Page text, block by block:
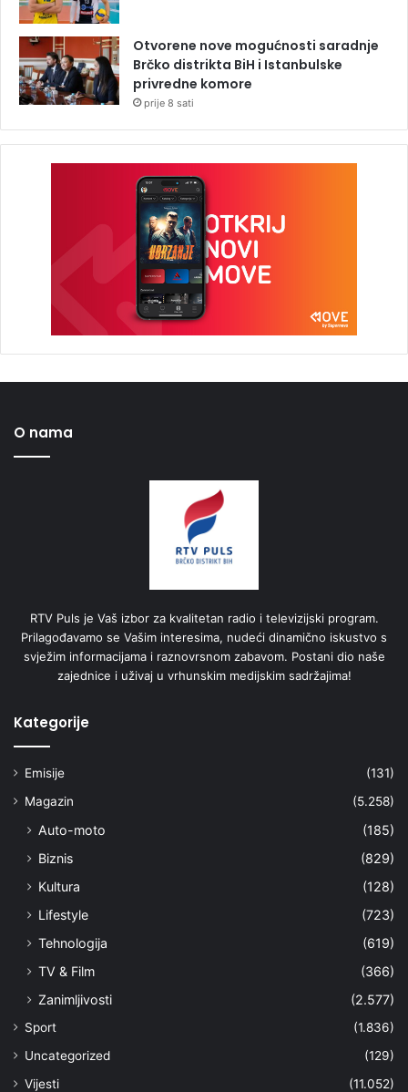
Otvorene nove mogućnosti saradnje
Brčko distrikta BiH i Istanbulske
privredne komore
prije 8 sati
O nama
RTV Puls je Vaš izbor za kvalitetan radio i televizijski program.
Prilagođavamo se Vašim interesima, nudeći dinamično iskustvo s
svježim informacijama i raznovrsnom zabavom. Postani dio naše
zajednice i uživaj u vrhunskim medijskim sadržajima!
Kategorije
Emisije
(131)
Magazin
(5.258)
Auto-moto
(185)
Biznis
(829)
Kultura
(128)
Lifestyle
(723)
Tehnologija
(619)
TV & Film
(366)
Zanimljivosti
(2.577)
Sport
(1.836)
Uncategorized
(129)
Vijesti
(11.052)